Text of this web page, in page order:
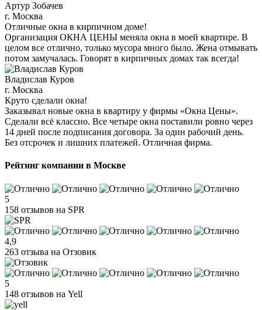
Артур Зобачев
г. Москва
Отличные окна в кирпичном доме!
Организация ОКНА ЦЕНЫ меняла окна в моей квартире. В
целом все отлично, только мусора много было. Жена отмывать
потом замучалась. Говорят в кирпичных домах так всегда!
Владислав Куров
г. Москва
Круто сделали окна!
Заказывал новые окна в квартиру у фирмы «Окна Цены».
Сделали всё классно. Все четыре окна поставили ровно через
14 дней после подписания договора. За один рабочий день.
Без отсрочек и лишних платежей. Отличная фирма.
Рейтинг компании в Москве
5
158 отзывов на SPR
4,9
263 отзыва на Отзовик
5
148 отзывов на Yell